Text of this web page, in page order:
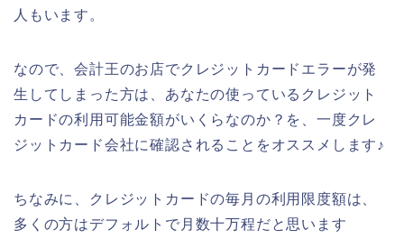
人もいます。
なので、会計王のお店でクレジットカードエラーが発
生してしまった方は、あなたの使っているクレジット
カードの利用可能金額がいくらなのか？を、一度クレ
ジットカード会社に確認されることをオススメします♪
ちなみに、クレジットカードの毎月の利用限度額は、
多くの方はデフォルトで月数十万程だと思います